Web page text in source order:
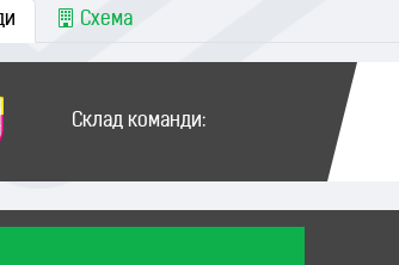
Схема
Склад команди: